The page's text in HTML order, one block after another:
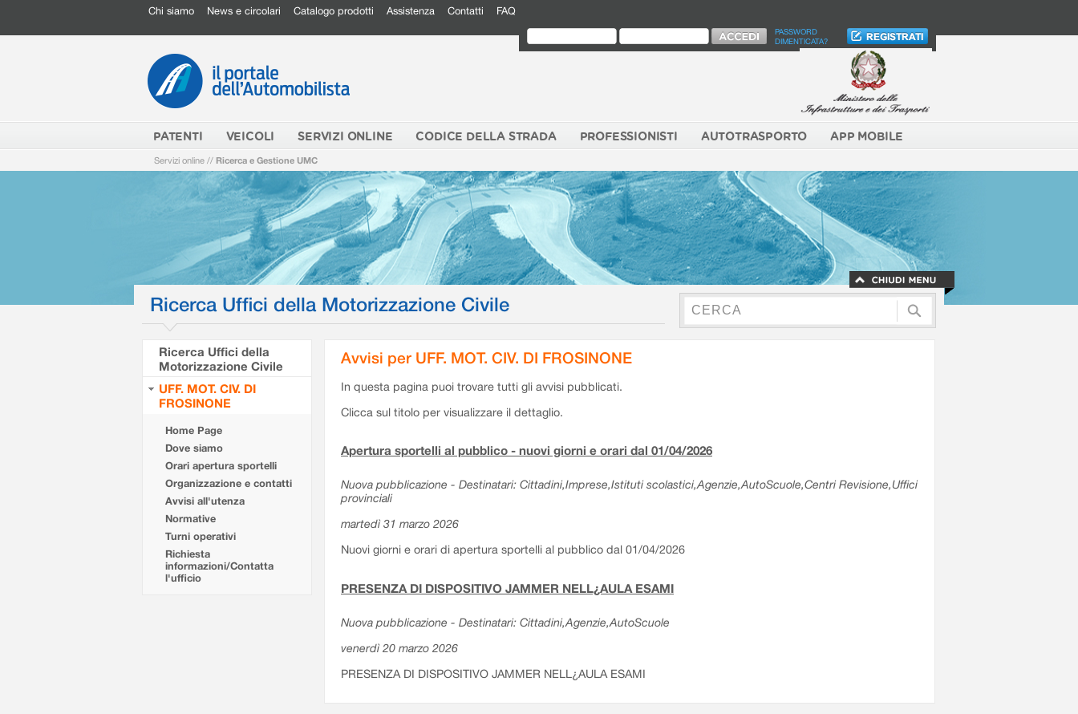
Chi siamo News e circolari Catalogo prodotti Assistenza Contatti FAQ
PASSWORD
DIMENTICATA?
PATENTI VEICOLI SERVIZI ONLINE CODICE DELLA STRADA PROFESSIONISTI AUTOTRASPORTO APP MOBILE
Servizi online // Ricerca e Gestione UMC
Ricerca Uffici della Motorizzazione Civile
Ricerca Uffici della
Motorizzazione Civile
UFF. MOT. CIV. DI
FROSINONE
Home Page
Dove siamo
Orari apertura sportelli
Organizzazione e contatti
Avvisi all'utenza
Normative
Turni operativi
Richiesta
informazioni/Contatta
l'ufficio
Avvisi per UFF. MOT. CIV. DI FROSINONE
In questa pagina puoi trovare tutti gli avvisi pubblicati.
Clicca sul titolo per visualizzare il dettaglio.
Apertura sportelli al pubblico - nuovi giorni e orari dal 01/04/2026
Nuova pubblicazione - Destinatari: Cittadini,Imprese,Istituti scolastici,Agenzie,AutoScuole,Centri Revisione,Uffici
provinciali
martedì 31 marzo 2026
Nuovi giorni e orari di apertura sportelli al pubblico dal 01/04/2026
PRESENZA DI DISPOSITIVO JAMMER NELL¿AULA ESAMI
Nuova pubblicazione - Destinatari: Cittadini,Agenzie,AutoScuole
venerdì 20 marzo 2026
PRESENZA DI DISPOSITIVO JAMMER NELL¿AULA ESAMI